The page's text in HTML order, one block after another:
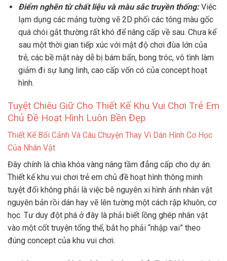
Điểm nghẽn từ chất liệu và màu sắc truyền thống: Việc
lạm dụng các mảng tường vẽ 2D phối các tông màu gốc
quá chói gắt thường rất khó để nâng cấp về sau. Chưa kể
sau một thời gian tiếp xúc với mật độ chơi đùa lớn của
trẻ, các bề mặt này dễ bị bám bẩn, bong tróc, vô tình làm
giảm đi sự lung linh, cao cấp vốn có của concept hoạt
hình.
Tuyệt Chiêu Giữ Cho Thiết Kế Khu Vui Chơi Trẻ Em
Chủ Đề Hoạt Hình Luôn Bền Đẹp
Thiết Kế Bối Cảnh Và Câu Chuyện Thay Vì Dán Hình Cơ Học
Của Nhân Vật
Đây chính là chìa khóa vàng nâng tầm đẳng cấp cho dự án.
Thiết kế khu vui chơi trẻ em chủ đề hoạt hình thông minh
tuyệt đối không phải là việc bê nguyên xi hình ảnh nhân vật
nguyên bản rồi dán hay vẽ lên tường một cách rập khuôn, cơ
học. Tư duy đột phá ở đây là phải biết lồng ghép nhân vật
vào một cốt truyện tổng thể, bắt họ phải “nhập vai” theo
đúng concept của khu vui chơi.